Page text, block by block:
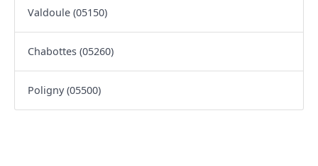
Valdoule (05150)
Chabottes (05260)
Poligny (05500)